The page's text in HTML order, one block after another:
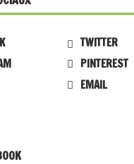
TWITTER
PINTEREST
EMAIL